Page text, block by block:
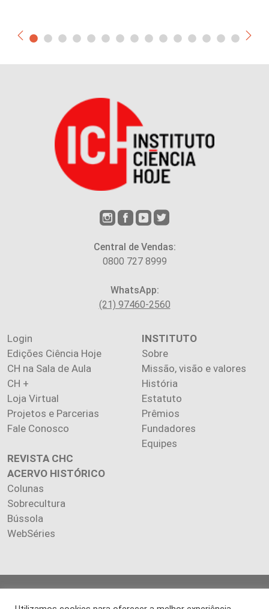
Central de Vendas:
0800 727 8999
WhatsApp:
(21) 97460-2560
Login
Edições Ciência Hoje
CH na Sala de Aula
CH +
Loja Virtual
Projetos e Parcerias
Fale Conosco
INSTITUTO
Sobre
Missão, visão e valores
História
Estatuto
Prêmios
Fundadores
Equipes
REVISTA CHC
ACERVO HISTÓRICO
Colunas
Sobrecultura
Bússola
WebSéries